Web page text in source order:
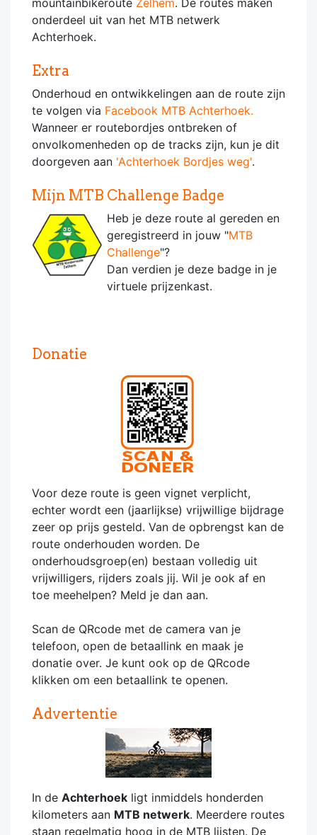
mountainbikeroute Zelhem. De routes maken
onderdeel uit van het MTB netwerk
Achterhoek.
Extra
Onderhoud en ontwikkelingen aan de route zijn
te volgen via Facebook MTB Achterhoek.
Wanneer er routebordjes ontbreken of
onvolkomenheden op de tracks zijn, kun je dit
doorgeven aan 'Achterhoek Bordjes weg'.
Mijn MTB Challenge Badge
Heb je deze route al gereden en
geregistreerd in jouw "MTB
Challenge"?
Dan verdien je deze badge in je
virtuele prijzenkast.
Donatie
Voor deze route is geen vignet verplicht,
echter wordt een (jaarlijkse) vrijwillige bijdrage
zeer op prijs gesteld. Van de opbrengst kan de
route onderhouden worden. De
onderhoudsgroep(en) bestaan volledig uit
vrijwilligers, rijders zoals jij. Wil je ook af en
toe meehelpen? Meld je dan aan.
Scan de QRcode met de camera van je
telefoon, open de betaallink en maak je
donatie over. Je kunt ook op de QRcode
klikken om een betaallink te openen.
Advertentie
In de Achterhoek ligt inmiddels honderden
kilometers aan MTB netwerk. Meerdere routes
staan regelmatig hoog in de MTB lijsten. De